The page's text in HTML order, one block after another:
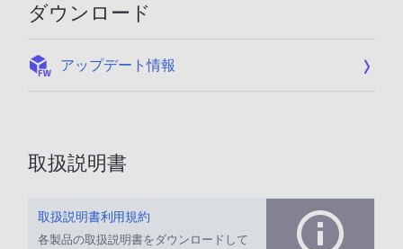
ダウンロード
アップデート情報
取扱説明書
取扱説明書利用規約
各製品の取扱説明書をダウンロードして